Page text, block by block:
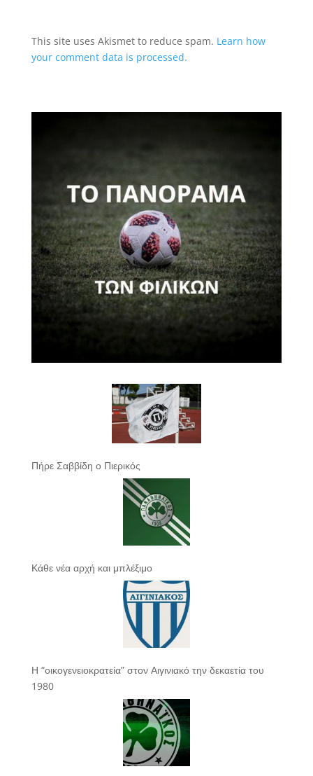
This site uses Akismet to reduce spam. Learn how
your comment data is processed.
Πήρε Σαββίδη ο Πιερικός
Κάθε νέα αρχή και μπλέξιμο
Η “οικογενειοκρατεία” στον Αιγινιακό την δεκαετία του
1980